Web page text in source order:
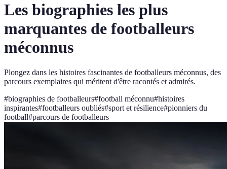
Les biographies les plus
marquantes de footballeurs
méconnus
Plongez dans les histoires fascinantes de footballeurs méconnus, des
parcours exemplaires qui méritent d'être racontés et admirés.
#biographies de footballeurs#football méconnu#histoires
inspirantes#footballeurs oubliés#sport et résilience#pionniers du
football#parcours de footballeurs